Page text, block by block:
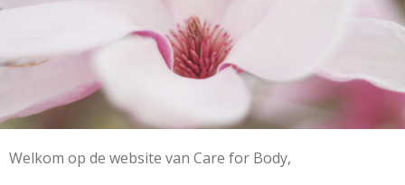
Welkom op de website van Care for Body,